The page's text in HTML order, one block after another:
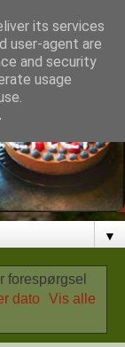
▼
forespørgsel
dato
Vis alle
its services
user-agent are
and security
usage